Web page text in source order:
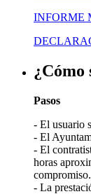
INFORME
¿Cómo
Pasos
- El usuario
- El
- El
horas
compromiso.
- La